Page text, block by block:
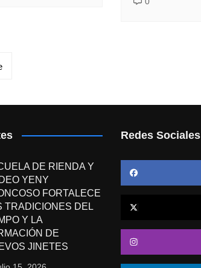
DE RIENDA Y
YENY
FORTALECE
TRADICIONES DEL
Y LA
DE
JINETES
Redes Sociales